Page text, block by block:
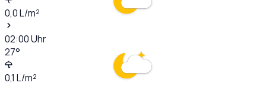
0,0L/m²
02:00Uhr
27°
0,1 L/m²